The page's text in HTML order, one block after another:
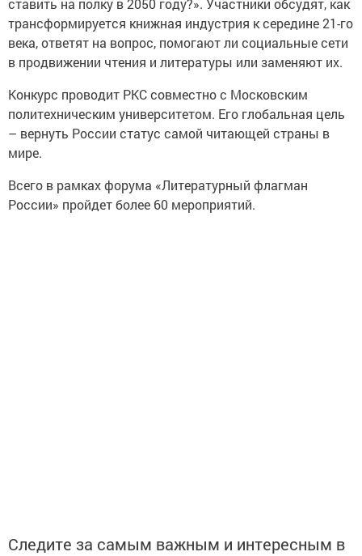
трансформируется книжная индустрия к середине 21-го
века, ответят на вопрос, помогают ли социальные сети
в продвижении чтения и литературы или заменяют их.
Конкурс проводит РКС совместно с Московским
политехническим университетом. Его глобальная цель
– вернуть России статус самой читающей страны в
мире.
Всего в рамках форума «Литературный флагман
России» пройдет более 60 мероприятий.
Следите за самым важным и интересным в